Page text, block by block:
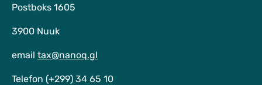
Postboks 1605
3900 Nuuk
email tax@nanoq.gl
Telefon (+299) 34 65 10